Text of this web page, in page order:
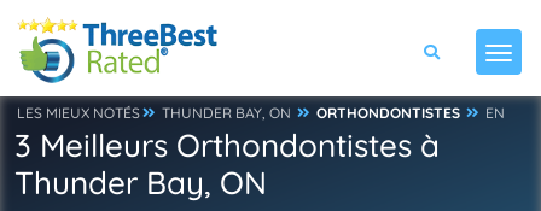
LES MIEUX NOTÉS THUNDER BAY, ON ORTHONDONTISTES EN
3 Meilleurs Orthondontistes à
Thunder Bay, ON